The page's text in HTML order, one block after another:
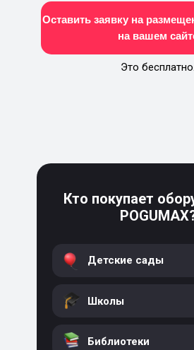
Оставить заявку на
на вашем
Это бесплатно.
Кто покупает
Детские сады
Школы
Библиотеки